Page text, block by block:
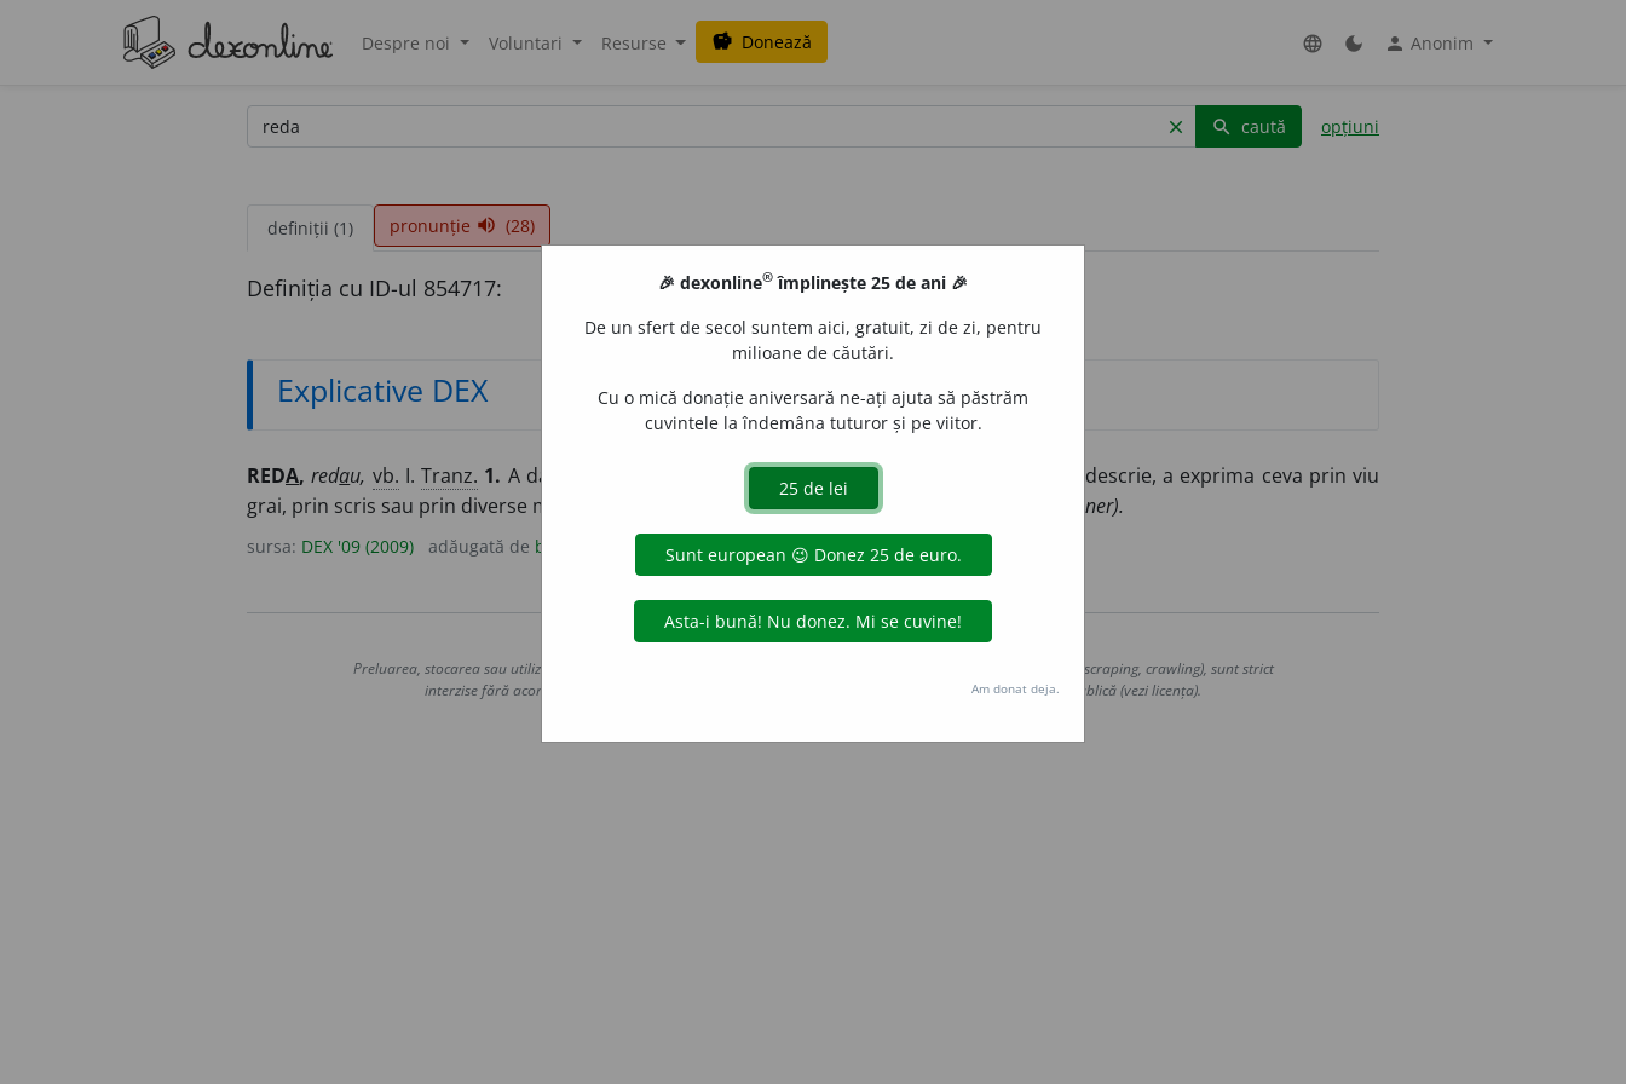
Despre noi Voluntari Resurse savings Donează language dark_mode person Anonim
clear search caută opțiuni
definiții (1) pronunție volume_up (28)
Definiția cu ID-ul 854717:
Explicative DEX
REDA, redau, vb. I.Tranz. 1. A da din nou cuiva un lucru, o situație etc.; a restitui.
A descrie, a exprima ceva prin viu
grai, prin scris sau prin diverse mijloace artistice; a reproduce. –Pref.re- redonner).
sursa: DEX '09 (2009) adăugată de blaurb. acțiuni
Copyright © 2004-2026 dexonline (https://dexonline.ro)
Preluarea, stocarea sau utilizarea datelor de pe acest site, inclusiv prin orice metode de extragere automată (web scraping, crawling), sunt strict
interzise fără acordul nostru prealabil scris, cu excepția seturilor de date oferite oficial spre utilizare publică (vezi licența).
🎉 dexonline® împlinește 25 de ani 🎉
De un sfert de secol suntem aici, gratuit, zi de zi, pentru
milioane de căutări.
Cu o mică donație aniversară ne-ați ajuta să păstrăm
cuvintele la îndemâna tuturor și pe viitor.
Am donat deja.